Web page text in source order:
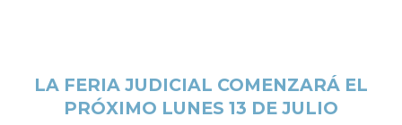
LA FERIA JUDICIAL COMENZARÁ EL
PRÓXIMO LUNES 13 DE JULIO